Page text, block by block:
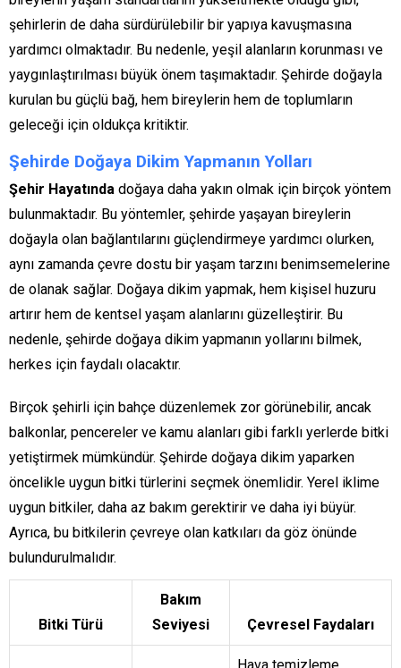
şehirlerin de daha sürdürülebilir bir yapıya kavuşmasına
yardımcı olmaktadır. Bu nedenle, yeşil alanların korunması ve
yaygınlaştırılması büyük önem taşımaktadır. Şehirde doğayla
kurulan bu güçlü bağ, hem bireylerin hem de toplumların
geleceği için oldukça kritiktir.
Şehirde Doğaya Dikim Yapmanın Yolları
Şehir Hayatında doğaya daha yakın olmak için birçok yöntem
bulunmaktadır. Bu yöntemler, şehirde yaşayan bireylerin
doğayla olan bağlantılarını güçlendirmeye yardımcı olurken,
aynı zamanda çevre dostu bir yaşam tarzını benimsemelerine
de olanak sağlar. Doğaya dikim yapmak, hem kişisel huzuru
artırır hem de kentsel yaşam alanlarını güzelleştirir. Bu
nedenle, şehirde doğaya dikim yapmanın yollarını bilmek,
herkes için faydalı olacaktır.
Birçok şehirli için bahçe düzenlemek zor görünebilir, ancak
balkonlar, pencereler ve kamu alanları gibi farklı yerlerde bitki
yetiştirmek mümkündür. Şehirde doğaya dikim yaparken
öncelikle uygun bitki türlerini seçmek önemlidir. Yerel iklime
uygun bitkiler, daha az bakım gerektirir ve daha iyi büyür.
Ayrıca, bu bitkilerin çevreye olan katkıları da göz önünde
bulundurulmalıdır.
Bitki Türü
Bakım
Seviyesi
Çevresel Faydaları